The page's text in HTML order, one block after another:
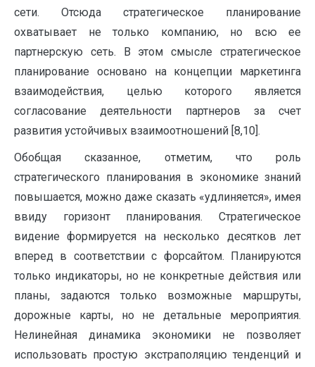
сети. Отсюда стратегическое планирование
охватывает не только компанию, но всю ее
партнерскую сеть. В этом смысле стратегическое
планирование основано на концепции маркетинга
взаимодействия, целью которого является
согласование деятельности партнеров за счет
развития устойчивых взаимоотношений [8,10].
Обобщая сказанное, отметим, что роль
стратегического планирования в экономике знаний
повышается, можно даже сказать «удлиняется», имея
ввиду горизонт планирования. Стратегическое
видение формируется на несколько десятков лет
вперед в соответствии с форсайтом. Планируются
только индикаторы, но не конкретные действия или
планы, задаются только возможные маршруты,
дорожные карты, но не детальные мероприятия.
Нелинейная динамика экономики не позволяет
использовать простую экстраполяцию тенденций и